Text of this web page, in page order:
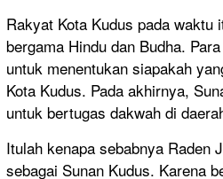
Rakyat Kota Kudus pada waktu
bergama Hindu dan Budha.
untuk menentukan siapakah
Kota Kudus. Pada akhirnya,
untuk bertugas dakwah di
Itulah kenapa sebabnya Raden
sebagai Sunan Kudus. Karena